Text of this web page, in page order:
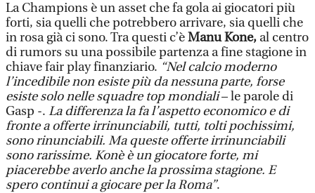
La Champions è un asset che fa gola ai giocatori più
forti, sia quelli che potrebbero arrivare, sia quelli che
in rosa già ci sono. Tra questi c’èManu Kone, al centro
di rumors su una possibile partenza a fine stagione in
chiave fair play finanziario. “Nel calcio moderno
l’incedibile non esiste più da nessuna parte, forse
esiste solo nelle squadre top mondiali– le parole di
Gasp -. La differenza la fa l’aspetto economico e di
fronte a offerte irrinunciabili, tutti, tolti pochissimi,
sono rinunciabili. Ma queste offerte irrinunciabili
sono rarissime. Konè è un giocatore forte, mi
piacerebbe averlo anche la prossima stagione. E
spero continui a giocare per la Roma”.